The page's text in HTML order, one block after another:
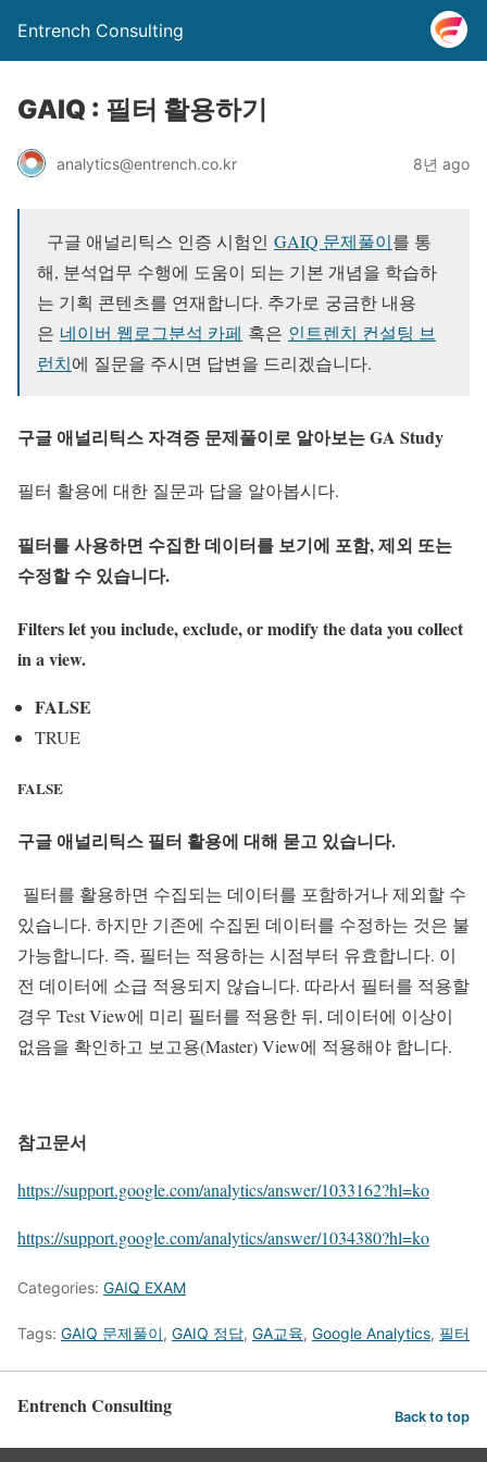
Entrench Consulting
GAIQ : 필터 활용하기
analytics@entrench.co.kr 8년 ago
구글 애널리틱스 인증 시험인 GAIQ 문제풀이를 통
해, 분석업무 수행에 도움이 되는 기본 개념을 학습하
는 기획 콘텐츠를 연재합니다. 추가로 궁금한 내용
은 네이버 웹로그분석 카페 혹은 인트렌치 컨설팅 브
런치에 질문을 주시면 답변을 드리겠습니다.
구글 애널리틱스 자격증 문제풀이로 알아보는 GA Study
필터 활용에 대한 질문과 답을 알아봅시다.
필터를 사용하면 수집한 데이터를 보기에 포함, 제외 또는
수정할 수 있습니다.
Filters let you include, exclude, or modify the data you collect
in a view.
FALSE
TRUE
FALSE
구글 애널리틱스 필터 활용에 대해 묻고 있습니다.
필터를 활용하면 수집되는 데이터를 포함하거나 제외할 수
있습니다. 하지만 기존에 수집된 데이터를 수정하는 것은 불
가능합니다. 즉, 필터는 적용하는 시점부터 유효합니다. 이
전 데이터에 소급 적용되지 않습니다. 따라서 필터를 적용할
경우 Test View에 미리 필터를 적용한 뒤, 데이터에 이상이
없음을 확인하고 보고용(Master) View에 적용해야 합니다.
참고문서
https://support.google.com/analytics/answer/1033162?hl=ko
https://support.google.com/analytics/answer/1034380?hl=ko
Categories: GAIQ EXAM
Tags: GAIQ 문제풀이, GAIQ 정답, GA교육, Google Analytics, 필터
Entrench Consulting Back to top